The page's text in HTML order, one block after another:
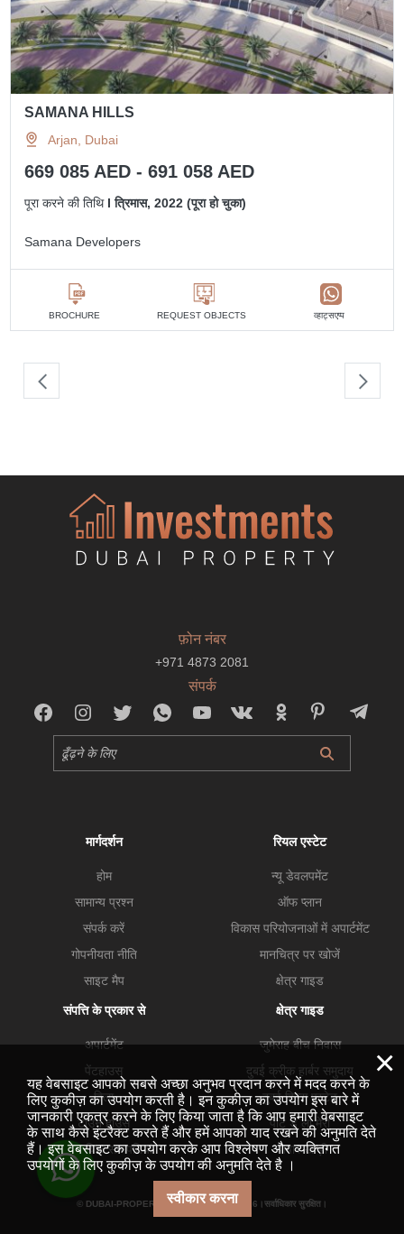
SAMANA HILLS
Arjan, Dubai
669 085 AED - 691 058 AED
पूरा करने की तिथि I त्रिमास, 2022 (पूरा हो चुका)
Samana Developers
BROCHURE REQUEST OBJECTS व्हाट्सएप्प
फ़ोन नंबर
+971 4873 2081
संपर्क
मार्गदर्शन
होम
सामान्य प्रश्न
संपर्क करें
गोपनीयता नीति
साइट मैप
रियल एस्टेट
न्यू डेवलपमेंट
ऑफ प्लान
विकास परियोजनाओं में अपार्टमेंट
मानचित्र पर खोजें
क्षेत्र गाइड
संपत्ति के प्रकार से
अपार्टमेंट
पेंटहाउस
विला
टाउन हाउस
व्यावसायिक सम्मपतियां
क्षेत्र गाइड
जुमेराह बीच निवास
दुबई क्रीक हार्बर समुदाय
दुबई हिल्स एस्टेट
पोर्ट डे ला मेरो
व्यापार खाड़ी
© DUBAI-PROPERTY.INVESTMENTS 2026।सर्वाधिकार सुरक्षित।
×
यह वेबसाइट आपको सबसे अच्छा अनुभव प्रदान करने में मदद करने के
लिए कुकीज़ का उपयोग करती है। इन कुकीज़ का उपयोग इस बारे में
जानकारी एकत्र करने के लिए किया जाता है कि आप हमारी वेबसाइट
के साथ कैसे इंटरैक्ट करते हैं और हमें आपको याद रखने की अनुमति देते
हैं। इस वेबसाइट का उपयोग करके आप विश्लेषण और व्यक्तिगत
उपयोगों के लिए कुकीज़ के उपयोग की अनुमति देते है ।
स्वीकार करना